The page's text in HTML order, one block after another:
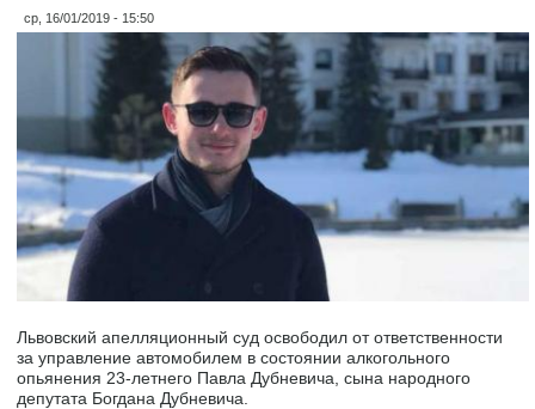
ср, 16/01/2019 - 15:50
Львовский апелляционный суд освободил от ответственности
за управление автомобилем в состоянии алкогольного
опьянения 23-летнего Павла Дубневича, сына народного
депутата Богдана Дубневича.